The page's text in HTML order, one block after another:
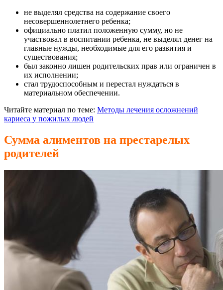
не выделял средства на содержание своего
несовершеннолетнего ребенка;
официально платил положенную сумму, но не
участвовал в воспитании ребенка, не выделял денег на
главные нужды, необходимые для его развития и
существования;
был законно лишен родительских прав или ограничен в
их исполнении;
стал трудоспособным и перестал нуждаться в
материальном обеспечении.
Читайте материал по теме: Методы лечения осложнений
кариеса у пожилых людей
Сумма алиментов на престарелых
родителей